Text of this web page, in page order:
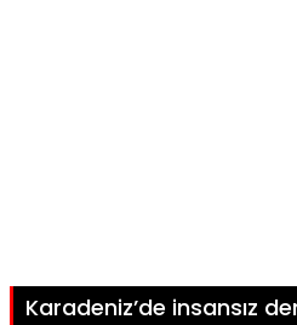
Karadeniz’de insansız